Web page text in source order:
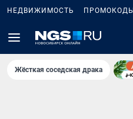
НЕДВИЖИМОСТЬ ПРОМОКОДЫ
Жёсткая соседская драка